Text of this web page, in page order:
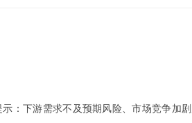
示：下游需求不及预期风险、市场竞争加